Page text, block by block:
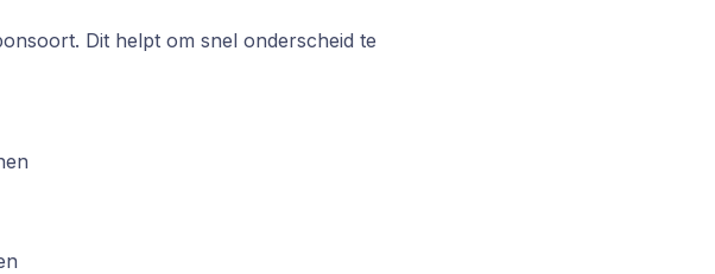
Dit helpt om snel onderscheid te